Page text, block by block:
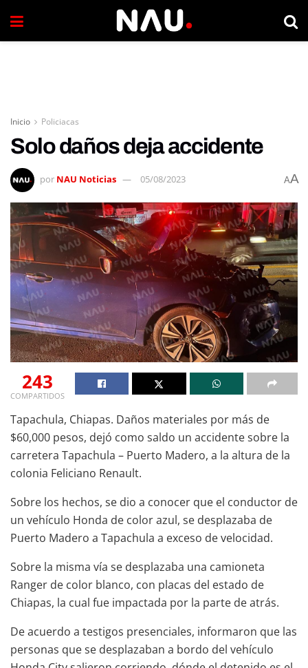
Inicio Policiacas
Solo daños deja accidente
por NAU Noticias 05/08/2023 AA
243
COMPARTIDOS
Tapachula, Chiapas. Daños materiales por más de
$60,000 pesos, dejó como saldo un accidente sobre la
carretera Tapachula – Puerto Madero, a la altura de la
colonia Feliciano Renault.
Sobre los hechos, se dio a conocer que el conductor de
un vehículo Honda de color azul, se desplazaba de
Puerto Madero a Tapachula a exceso de velocidad.
Sobre la misma vía se desplazaba una camioneta
Ranger de color blanco, con placas del estado de
Chiapas, la cual fue impactada por la parte de atrás.
De acuerdo a testigos presenciales, informaron que las
personas que se desplazaban a bordo del vehículo